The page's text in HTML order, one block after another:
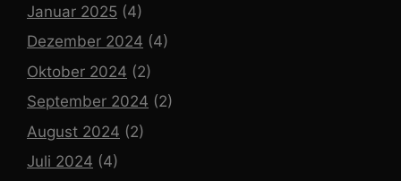
Januar 2025 (4)
Dezember 2024 (4)
Oktober 2024 (2)
September 2024 (2)
August 2024 (2)
Juli 2024 (4)